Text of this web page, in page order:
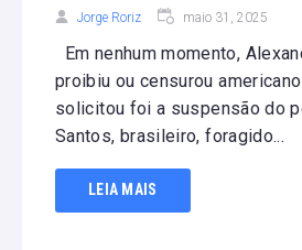
Jorge Roriz maio 31, 2025
Em nenhum momento,
proibiu ou censurou
solicitou foi a suspensão do
Santos, brasileiro, foragido...
LEIA MAIS